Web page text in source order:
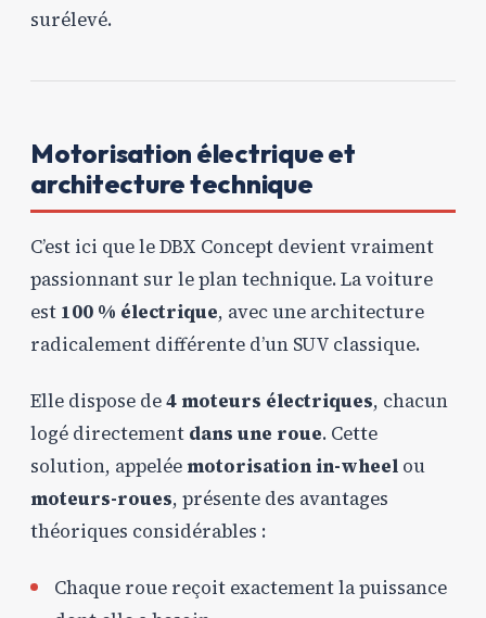
surélevé.
Motorisation électrique et
architecture technique
C’est ici que le DBX Concept devient vraiment
passionnant sur le plan technique. La voiture
est 100 % électrique, avec une architecture
radicalement différente d’un SUV classique.
Elle dispose de4 moteurs électriques, chacun
logé directement dans une roue. Cette
solution, appelée motorisation in-wheel ou
moteurs-roues, présente des avantages
théoriques considérables :
Chaque roue reçoit exactement la puissance